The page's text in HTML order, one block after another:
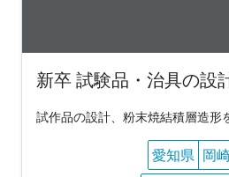
新卒 試験品・治具の設
試作品の設計、粉末焼結積層造形
愛知県 岡